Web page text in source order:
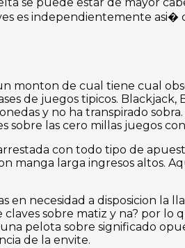
es independientemente
monton de cual tiene cual
de juegos tipicos.
y no ha transpirado
sobre las cero millas juegos
con todo tipo de
manga larga ingresos altos.
necesidad a disposicion la
sobre matiz y na? por
pelota sobre significado
de la envite.